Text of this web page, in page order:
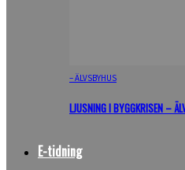
– ÄLVSBYHUS
LJUSNING I BYGGKRISEN –
E-tidning